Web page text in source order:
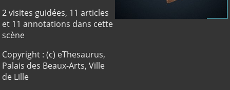
2 visites guidées, 11 articles
et 11 annotations dans cette
scène
Copyright : (c) eThesaurus,
Palais des Beaux-Arts, Ville
de Lille